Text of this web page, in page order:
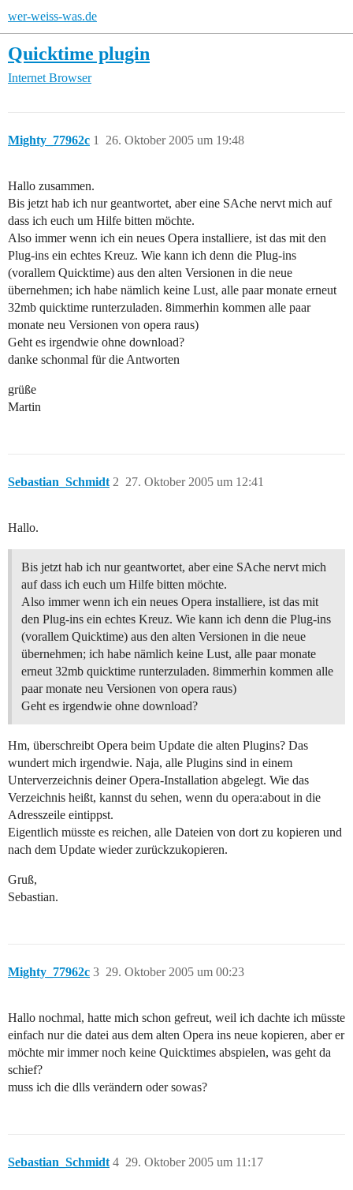
wer-weiss-was.de
Quicktime plugin
Internet Browser
Mighty_77962c 26. Oktober 2005 um 19:48
1
Hallo zusammen.
Bis jetzt hab ich nur geantwortet, aber eine SAche nervt mich auf
dass ich euch um Hilfe bitten möchte.
Also immer wenn ich ein neues Opera installiere, ist das mit den
Plug-ins ein echtes Kreuz. Wie kann ich denn die Plug-ins
(vorallem Quicktime) aus den alten Versionen in die neue
übernehmen; ich habe nämlich keine Lust, alle paar monate erneut
32mb quicktime runterzuladen. 8immerhin kommen alle paar
monate neu Versionen von opera raus)
Geht es irgendwie ohne download?
danke schonmal für die Antworten
grüße
Martin
Sebastian_Schmidt 27. Oktober 2005 um 12:41
2
Hallo.
Bis jetzt hab ich nur geantwortet, aber eine SAche nervt mich
auf dass ich euch um Hilfe bitten möchte.
Also immer wenn ich ein neues Opera installiere, ist das mit
den Plug-ins ein echtes Kreuz. Wie kann ich denn die Plug-ins
(vorallem Quicktime) aus den alten Versionen in die neue
übernehmen; ich habe nämlich keine Lust, alle paar monate
erneut 32mb quicktime runterzuladen. 8immerhin kommen alle
paar monate neu Versionen von opera raus)
Geht es irgendwie ohne download?
Hm, überschreibt Opera beim Update die alten Plugins? Das
wundert mich irgendwie. Naja, alle Plugins sind in einem
Unterverzeichnis deiner Opera-Installation abgelegt. Wie das
Verzeichnis heißt, kannst du sehen, wenn du opera:about in die
Adresszeile eintippst.
Eigentlich müsste es reichen, alle Dateien von dort zu kopieren und
nach dem Update wieder zurückzukopieren.
Gruß,
Sebastian.
Mighty_77962c 29. Oktober 2005 um 00:23
3
Hallo nochmal, hatte mich schon gefreut, weil ich dachte ich müsste
einfach nur die datei aus dem alten Opera ins neue kopieren, aber er
möchte mir immer noch keine Quicktimes abspielen, was geht da
schief?
muss ich die dlls verändern oder sowas?
Sebastian_Schmidt 29. Oktober 2005 um 11:17
4